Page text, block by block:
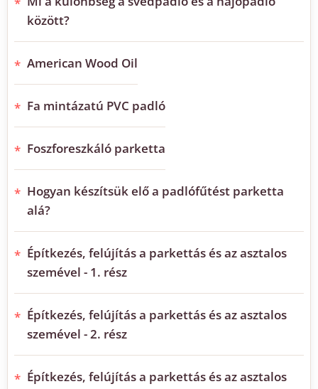
között?
American Wood Oil
Fa mintázatú PVC padló
Foszforeszkáló parketta
Hogyan készítsük elő a padlófűtést parketta
alá?
Építkezés, felújítás a parkettás és az asztalos
szemével - 1. rész
Építkezés, felújítás a parkettás és az asztalos
szemével - 2. rész
Építkezés, felújítás a parkettás és az asztalos